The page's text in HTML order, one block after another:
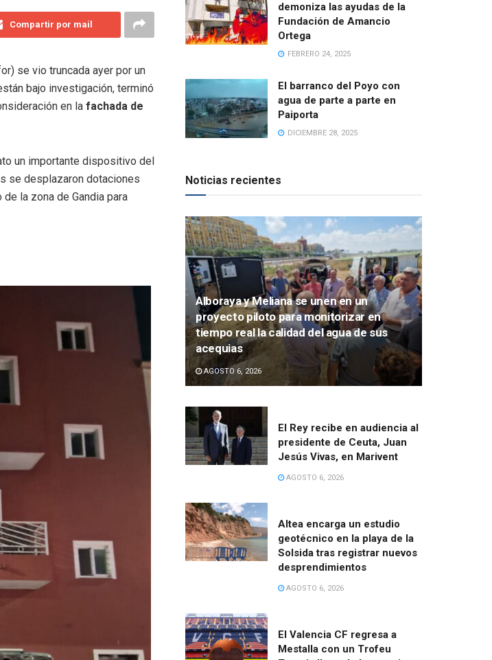
Compartir por mail
se vio truncada ayer por un
bajo investigación, terminó
en la fachada de
un importante dispositivo del
se desplazaron dotaciones
la zona de Gandia para
demoniza las ayudas de la
Fundación de Amancio
Ortega
FEBRERO 24, 2025
El barranco del Poyo con
agua de parte a parte en
Paiporta
DICIEMBRE 28, 2025
Noticias recientes
Alboraya y Meliana se unen en un
proyecto piloto para monitorizar en
tiempo real la calidad del agua de sus
acequias
AGOSTO 6, 2026
El Rey recibe en audiencia al
presidente de Ceuta, Juan
Jesús Vivas, en Marivent
AGOSTO 6, 2026
Altea encarga un estudio
geotécnico en la playa de la
Solsida tras registrar nuevos
desprendimientos
AGOSTO 6, 2026
El Valencia CF regresa a
Mestalla con un Trofeu